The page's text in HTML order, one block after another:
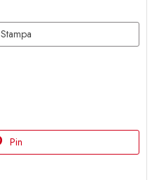
Stampa
Pin